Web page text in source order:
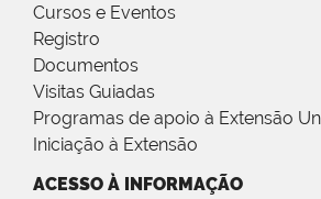
Cursos e Eventos
Registro
Documentos
Visitas Guiadas
Programas de apoio à Extensão
Iniciação à Extensão
ACESSO À INFORMAÇÃO